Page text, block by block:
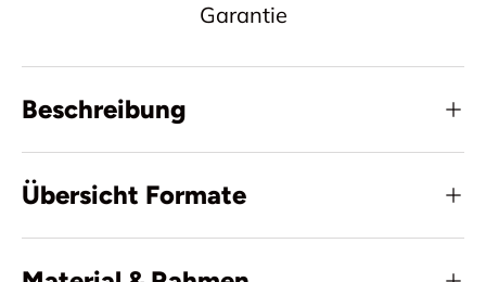
Garantie
Beschreibung
Übersicht Formate